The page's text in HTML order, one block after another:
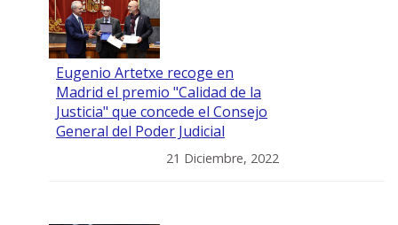
Eugenio Artetxe recoge en
Madrid el premio "Calidad de la
Justicia" que concede el Consejo
General del Poder Judicial
21 Diciembre, 2022